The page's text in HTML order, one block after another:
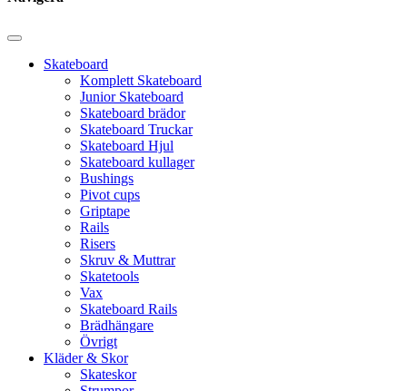
Skateboard
Komplett Skateboard
Junior Skateboard
Skateboard brädor
Skateboard Truckar
Skateboard Hjul
Skateboard kullager
Bushings
Pivot cups
Griptape
Rails
Risers
Skruv & Muttrar
Skatetools
Vax
Skateboard Rails
Brädhängare
Övrigt
Kläder & Skor
Skateskor